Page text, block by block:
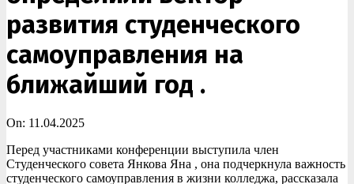
развития студенческого
самоуправления на
ближайший год .
On: 11.04.2025
Перед участниками конференции выступила член
Студенческого совета Янкова Яна , она подчеркнула важность
студенческого самоуправления в жизни колледжа, рассказала